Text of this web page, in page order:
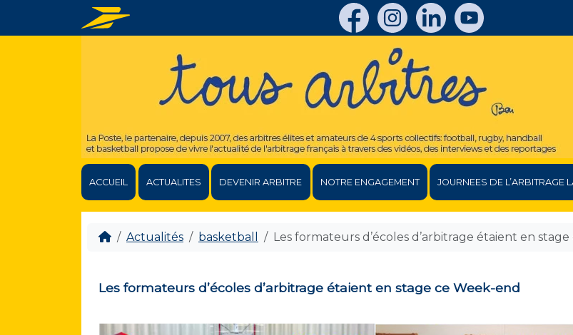
ACCUEIL ACTUALITES DEVENIR ARBITRE NOTRE ENGAGEMENT JOURNEES DE L’ARBITRAGE
Actualités basketball Les formateurs d’écoles d’arbitrage étaient en
Les formateurs d’écoles d’arbitrage étaient en stage ce Week-end